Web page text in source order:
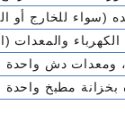
(سواء للخارج أو
والمعدات
ومعدات دش واحدة
بخزانة مطبخ واحدة